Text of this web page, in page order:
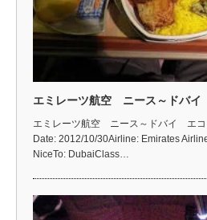
エミレーツ航空 ニース～ドバ
エミレーツ航空 ニース～ドバイ エコ
Date: 2012/10/30Airline: Emirates
NiceTo: DubaiClass…